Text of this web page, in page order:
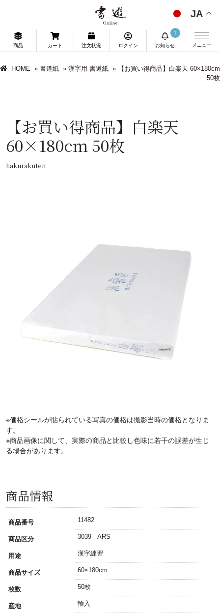
JA
商品 カート 注文状況 ログイン お知らせ
1
メニュー
HOME » 書道紙 » 漢字用 書道紙 »
【お買い得商品】白楽天 60×180cm
50枚
【お買い得商品】白楽天
60×180cm 50枚
hakurakuten
※価格シールが貼られている写真の価格は撮影当時の価格となりま
す。
※商品画像に関して、実際の商品と比較し色味に若干の誤差が生じ
る場合があります。
商品情報
商品番号 11482
商品区分 3039 ARS
用途 漢字練習
商品サイズ 60×180cm
枚数 50枚
産地 輸入